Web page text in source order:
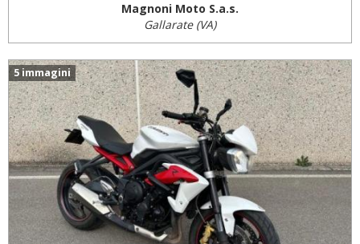
Magnoni Moto S.a.s.
Gallarate (VA)
5 immagini